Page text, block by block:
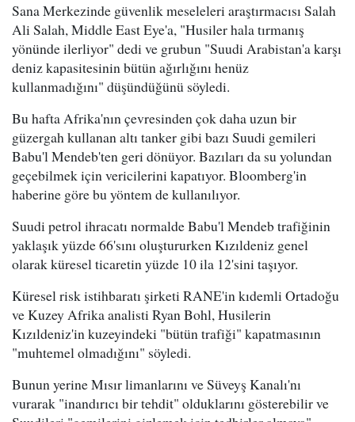
Sana Merkezinde güvenlik meseleleri araştırmacısı Salah
Ali Salah, Middle East Eye'a, "Husiler hala tırmanış
yönünde ilerliyor" dedi ve grubun "Suudi Arabistan'a karşı
deniz kapasitesinin bütün ağırlığını henüz
kullanmadığını" düşündüğünü söyledi.
Bu hafta Afrika'nın çevresinden çok daha uzun bir
güzergah kullanan altı tanker gibi bazı Suudi gemileri
Babu'l Mendeb'ten geri dönüyor. Bazıları da su yolundan
geçebilmek için vericilerini kapatıyor. Bloomberg'in
haberine göre bu yöntem de kullanılıyor.
Suudi petrol ihracatı normalde Babu'l Mendeb trafiğinin
yaklaşık yüzde 66'sını oluştururken Kızıldeniz genel
olarak küresel ticaretin yüzde 10 ila 12'sini taşıyor.
Küresel risk istihbaratı şirketi RANE'in kıdemli Ortadoğu
ve Kuzey Afrika analisti Ryan Bohl, Husilerin
Kızıldeniz'in kuzeyindeki "bütün trafiği" kapatmasının
"muhtemel olmadığını" söyledi.
Bunun yerine Mısır limanlarını ve Süveyş Kanalı'nı
vurarak "inandırıcı bir tehdit" olduklarını gösterebilir ve